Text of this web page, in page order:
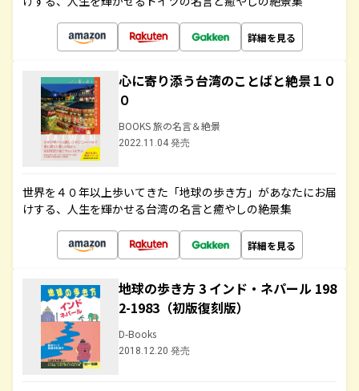
詳細を見る
心に寄り添う台湾のことばと絶景１０
０
BOOKS 旅の名言＆絶景
2022.11.04 発売
世界を４０年以上歩いてきた「地球の歩き方」があなたにお届
けする、人生を輝かせる台湾の名言と癒やしの絶景集
詳細を見る
地球の歩き方 3 インド・ネパール 198
2-1983（初版復刻版）
D-Books
2018.12.20 発売